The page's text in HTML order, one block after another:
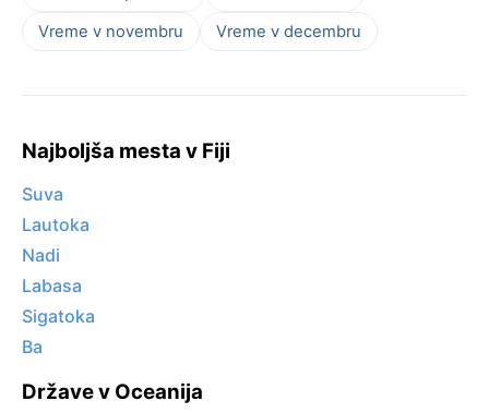
Vreme v novembru
Vreme v decembru
Najboljša mesta v Fiji
Suva
Lautoka
Nadi
Labasa
Sigatoka
Ba
Države v Oceanija